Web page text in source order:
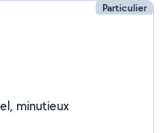
Particulier
minutieux